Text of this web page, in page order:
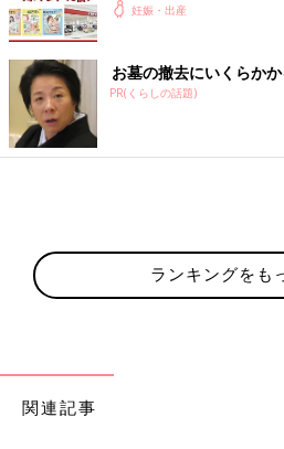
妊娠・出産
お墓の撤去にいくらか
PR(くらしの話題)
ランキングをも
関連記事